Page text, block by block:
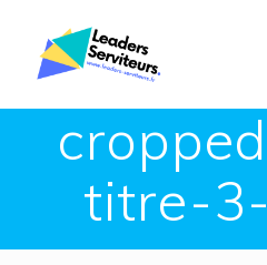
titre-